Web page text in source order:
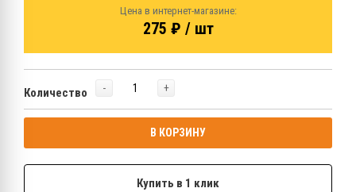
Цена в интернет-магазине:
275 ₽ / шт
Количество - +
В КОРЗИНУ
Купить в 1 клик